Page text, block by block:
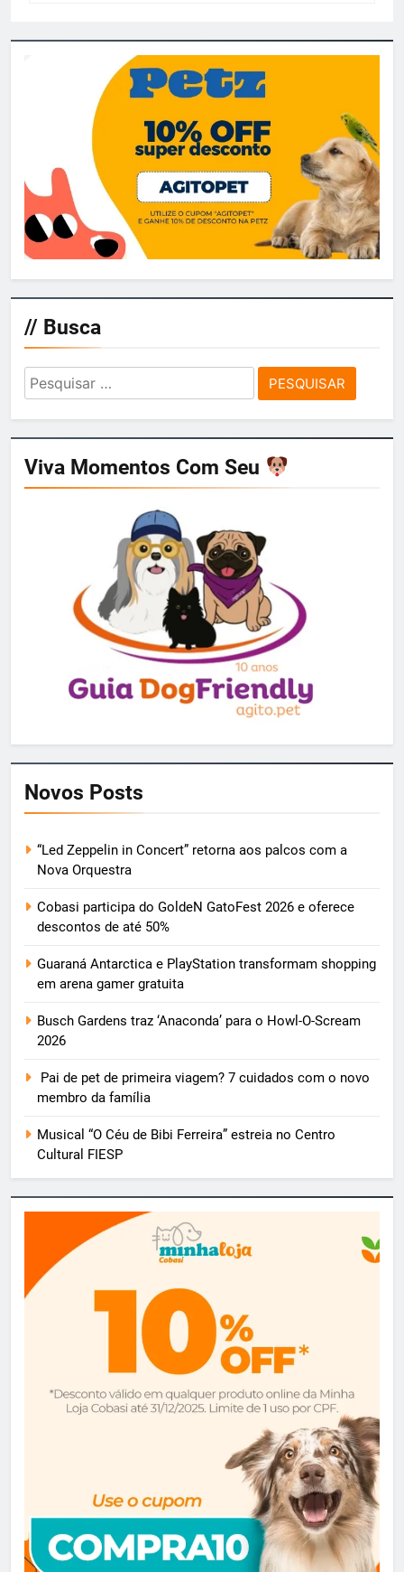
// Busca
Pesquisar
por:
Viva Momentos Com Seu
Novos Posts
“Led Zeppelin in Concert” retorna aos palcos com a
Nova Orquestra
Cobasi participa do GoldeN GatoFest 2026 e oferece
descontos de até 50%
Guaraná Antarctica e PlayStation transformam shopping
em arena gamer gratuita
Busch Gardens traz ‘Anaconda’ para o Howl-O-Scream
2026
Pai de pet de primeira viagem? 7 cuidados com o novo
membro da família
Musical “O Céu de Bibi Ferreira” estreia no Centro
Cultural FIESP